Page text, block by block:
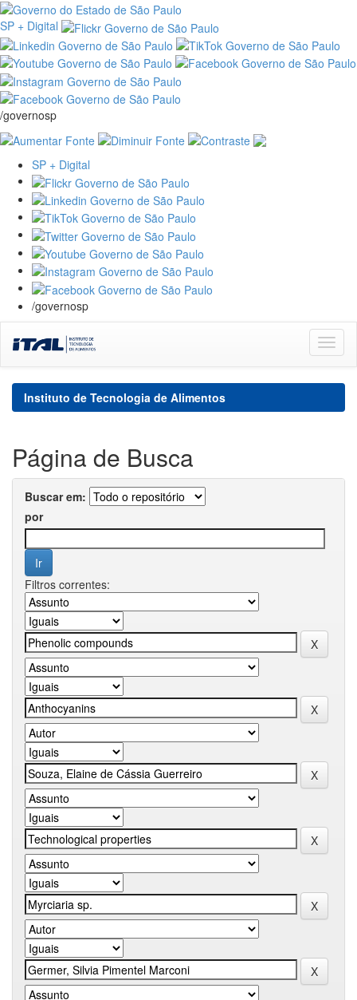
SP + Digital
/governosp
SP + Digital
/governosp
navigation
Instituto de Tecnologia de Alimentos
Página de Busca
Buscar em:
por
Filtros correntes: